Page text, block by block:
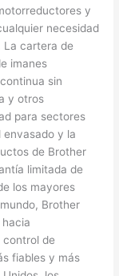
y
necesidad
La cartera de
imanes
sin
y otros
para sectores
envasado y la
de Brother
limitada de
los mayores
Brother
control de
fiables y más